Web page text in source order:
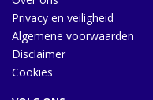
Privacy en veiligheid
Algemene voorwaarden
Disclaimer
Cookies